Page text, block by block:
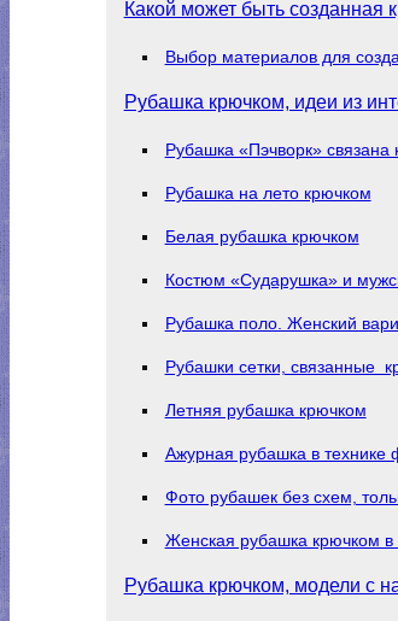
Какой может быть созданная
Выбор материалов для
Рубашка крючком, идеи из
Рубашка «Пэчворк» связана
Рубашка на лето крючком
Белая рубашка крючком
Костюм «Сударушка» и
Рубашка поло. Женский
Рубашки сетки, связанные
Летняя рубашка крючком
Ажурная рубашка в технике
Фото рубашек без схем,
Женская рубашка крючком
Рубашка крючком, модели с